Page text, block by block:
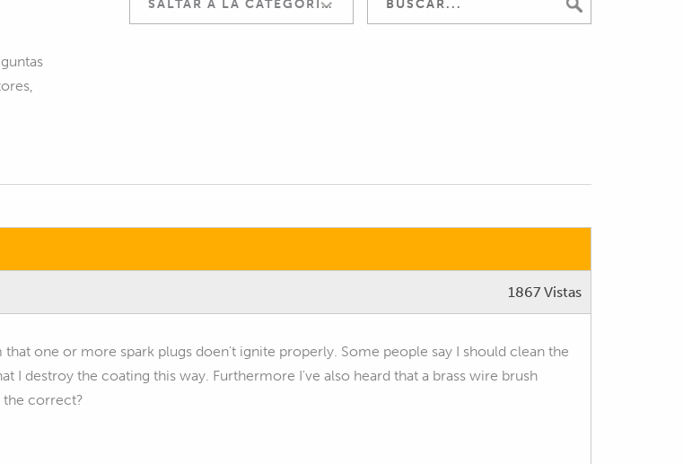
SALTAR A LA CATEGORÍA:
1867 Vistas
one or more spark plugs doen't ignite properly. Some people say I should clean the
I destroy the coating this way. Furthermore I've also heard that a brass wire brush
the correct?